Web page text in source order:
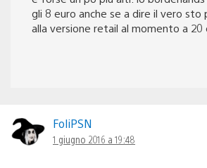
gli 8 euro anche se a dire il vero sto
alla versione retail al momento a 20
FoliPSN
1 giugno 2016 a 19:48